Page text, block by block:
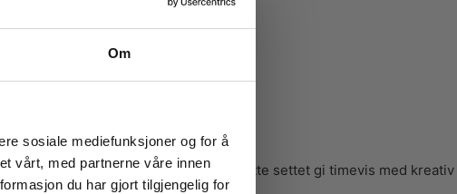
Om
sosiale mediefunksjoner og for å
vårt, med partnerne våre innen
du har gjort tilgjengelig for
en overraskelse i hverdagen, vil dette settet gi timevis med kreativ